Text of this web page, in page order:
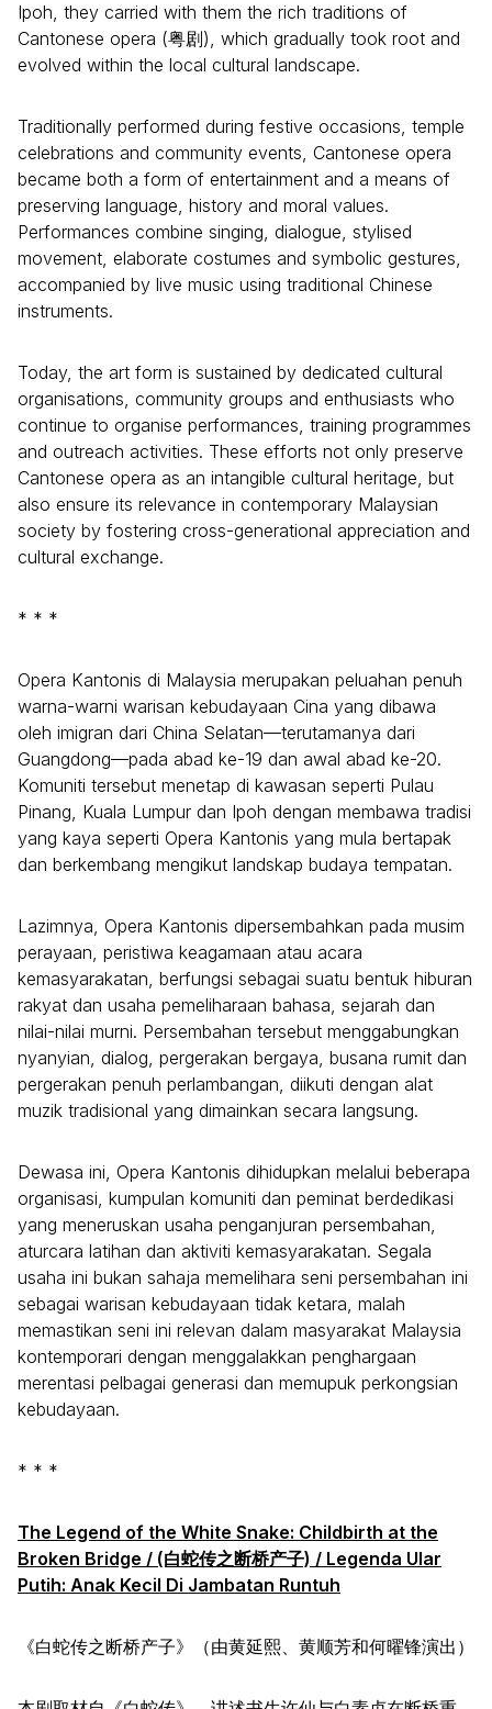
Ipoh, they carried with them the rich traditions of
Cantonese opera (粤剧), which gradually took root and
evolved within the local cultural landscape.
Traditionally performed during festive occasions, temple
celebrations and community events, Cantonese opera
became both a form of entertainment and a means of
preserving language, history and moral values.
Performances combine singing, dialogue, stylised
movement, elaborate costumes and symbolic gestures,
accompanied by live music using traditional Chinese
instruments.
Today, the art form is sustained by dedicated cultural
organisations, community groups and enthusiasts who
continue to organise performances, training programmes
and outreach activities. These efforts not only preserve
Cantonese opera as an intangible cultural heritage, but
also ensure its relevance in contemporary Malaysian
society by fostering cross-generational appreciation and
cultural exchange.
* * *
Opera Kantonis di Malaysia merupakan peluahan penuh
warna-warni warisan kebudayaan Cina yang dibawa
oleh imigran dari China Selatan—terutamanya dari
Guangdong—pada abad ke-19 dan awal abad ke-20.
Komuniti tersebut menetap di kawasan seperti Pulau
Pinang, Kuala Lumpur dan Ipoh dengan membawa tradisi
yang kaya seperti Opera Kantonis yang mula bertapak
dan berkembang mengikut landskap budaya tempatan.
Lazimnya, Opera Kantonis dipersembahkan pada musim
perayaan, peristiwa keagamaan atau acara
kemasyarakatan, berfungsi sebagai suatu bentuk hiburan
rakyat dan usaha pemeliharaan bahasa, sejarah dan
nilai-nilai murni. Persembahan tersebut menggabungkan
nyanyian, dialog, pergerakan bergaya, busana rumit dan
pergerakan penuh perlambangan, diikuti dengan alat
muzik tradisional yang dimainkan secara langsung.
Dewasa ini, Opera Kantonis dihidupkan melalui beberapa
organisasi, kumpulan komuniti dan peminat berdedikasi
yang meneruskan usaha penganjuran persembahan,
aturcara latihan dan aktiviti kemasyarakatan. Segala
usaha ini bukan sahaja memelihara seni persembahan ini
sebagai warisan kebudayaan tidak ketara, malah
memastikan seni ini relevan dalam masyarakat Malaysia
kontemporari dengan menggalakkan penghargaan
merentasi pelbagai generasi dan memupuk perkongsian
kebudayaan.
* * *
The Legend of the White Snake: Childbirth at the
Broken Bridge / (白蛇传之断桥产子) / Legenda Ular
Putih: Anak Kecil Di Jambatan Runtuh
《白蛇传之断桥产子》（由黄延熙、黄顺芳和何曜锋演出）